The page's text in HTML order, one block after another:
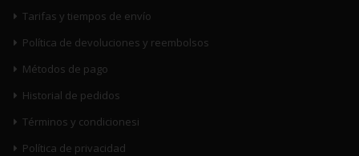
Tarifas y tiempos de envío
Política de devoluciones y reembolsos
Métodos de pago
Historial de pedidos
Términos y condicionesi
Política de privacidad